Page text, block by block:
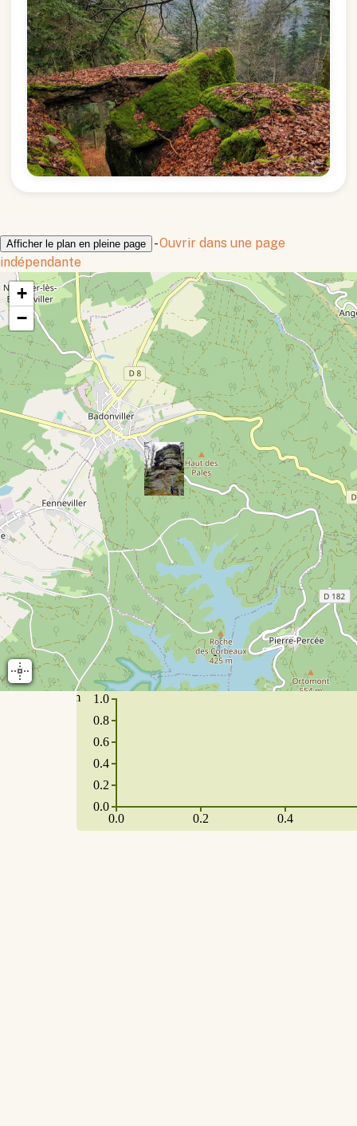
Afficher le plan en pleine page -Ouvrir dans une page
indépendante